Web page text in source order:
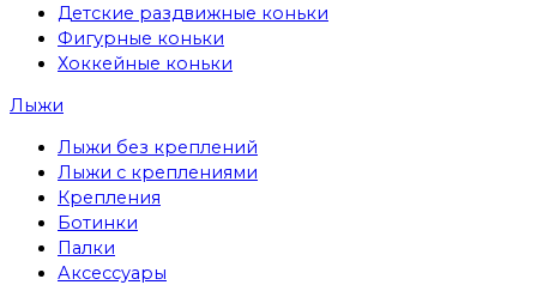
Детские раздвижные коньки
Фигурные коньки
Хоккейные коньки
Лыжи
Лыжи без креплений
Лыжи с креплениями
Крепления
Ботинки
Палки
Аксессуары